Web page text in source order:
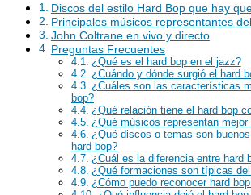
Discos del estilo Hard Bop que hay
Principales músicos representantes
John Coltrane en vivo y directo
Preguntas Frecuentes
¿Qué es el hard bop en el jazz?
¿Cuándo y dónde surgió el hard
¿Cuáles son las características
bop?
¿Qué relación tiene el hard bop
¿Qué músicos representan mejor
¿Qué discos o temas son
hard bop?
¿Cuál es la diferencia entre hard
¿Qué formaciones son típicas
¿Cómo puedo reconocer hard